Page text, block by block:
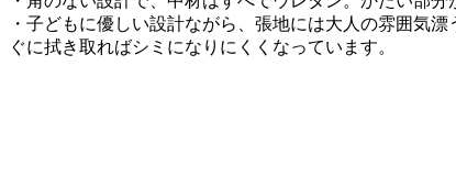
・子どもに優しい設計ながら、張地には大人の雰囲気
ぐに拭き取ればシミになりにくくなっています。